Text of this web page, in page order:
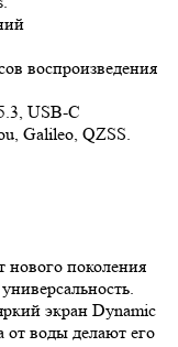
воспроизведения
USB-C
Galileo, QZSS.
нового поколения
экран Dynamic
воды делают его